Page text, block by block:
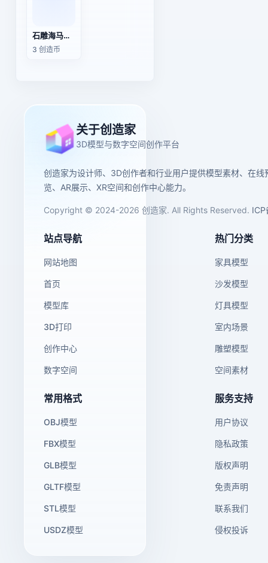
石雕海马（花岗岩）
3 创造币
关于创造家
3D模型与数字空间创作平台
创造家为设计师、3D创作者和行业用户提供模型素材、在线
览、AR展示、XR空间和创作中心能力。
Copyright © 2024-2026 创造家. All Rights Reserved. ICP
站点导航
网站地图
首页
模型库
3D打印
创作中心
数字空间
热门分类
家具模型
沙发模型
灯具模型
室内场景
雕塑模型
空间素材
常用格式
OBJ模型
FBX模型
GLB模型
GLTF模型
STL模型
USDZ模型
服务支持
用户协议
隐私政策
版权声明
免责声明
联系我们
侵权投诉